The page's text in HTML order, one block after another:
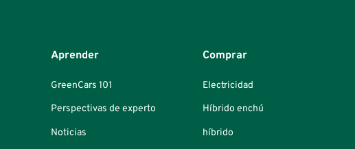
Aprender
GreenCars 101
Perspectivas de experto
Noticias
Comprar
Electricidad
Híbrido enchú
híbrido